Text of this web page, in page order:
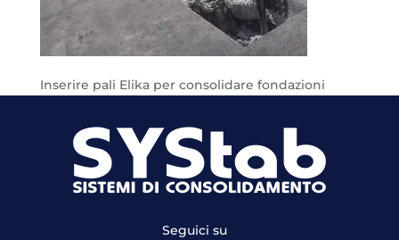
Inserire pali Elika per consolidare fondazioni
Seguici su